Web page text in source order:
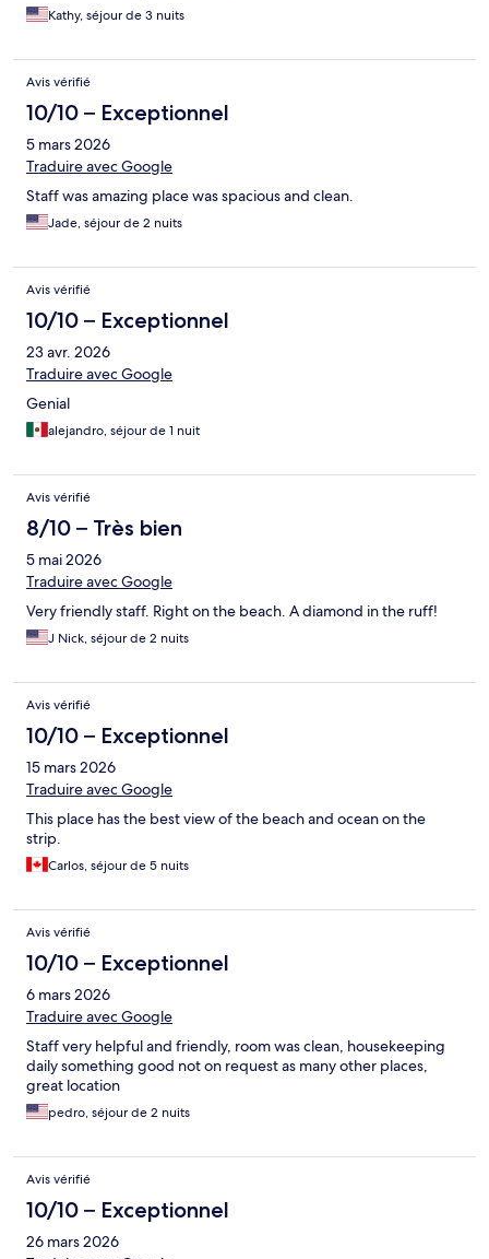
Kathy, séjour de 3 nuits
Avis vérifié
10/10 – Exceptionnel
5 mars 2026
Traduire avec Google
Staff was amazing place was spacious and clean.
Jade, séjour de 2 nuits
Avis vérifié
10/10 – Exceptionnel
23 avr. 2026
Traduire avec Google
Genial
alejandro, séjour de 1 nuit
Avis vérifié
8/10 – Très bien
5 mai 2026
Traduire avec Google
Very friendly staff. Right on the beach. A diamond in the ruff!
J Nick, séjour de 2 nuits
Avis vérifié
10/10 – Exceptionnel
15 mars 2026
Traduire avec Google
This place has the best view of the beach and ocean on the
strip.
Carlos, séjour de 5 nuits
Avis vérifié
10/10 – Exceptionnel
6 mars 2026
Traduire avec Google
Staff very helpful and friendly, room was clean, housekeeping
daily something good not on request as many other places,
great location
pedro, séjour de 2 nuits
Avis vérifié
10/10 – Exceptionnel
26 mars 2026